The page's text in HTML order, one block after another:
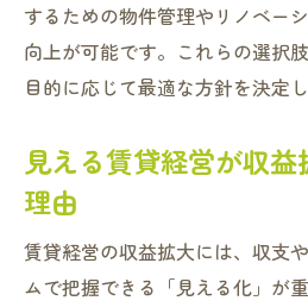
するための物件管理やリノベー
向上が可能です。これらの選択
目的に応じて最適な方針を決定し
見える賃貸経営が収益
理由
賃貸経営の収益拡大には、収支
ムで把握できる「見える化」が